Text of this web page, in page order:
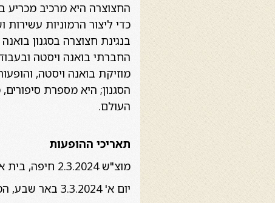
החצוצרה היא מרכיב מכריע
כדי ליצור הרמוניות
בנגינת חצוצרה בסגנון
החברתי בואנה ויסטה
מוזיקת בואנה ויסטה,
הסגנון; היא מספרת
העולם.
תאריכי ההופעות
מוצ"ש 2.3.2024 חיפה, בית אבא חושי 21:00
יום א' 3.3.2024 באר שבע, המשכן לאומנויות הבמה 20:30